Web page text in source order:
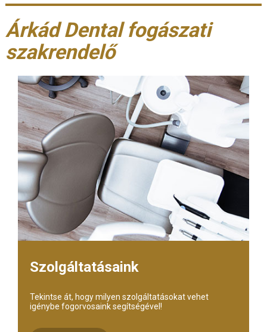
Árkád Dental fogászati
szakrendelő
Szolgáltatásaink
Tekintse át, hogy milyen szolgáltatásokat vehet
igénybe fogorvosaink segítségével!